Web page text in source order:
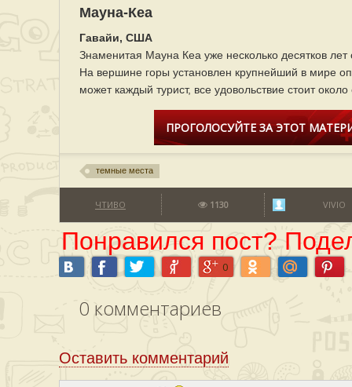
Мауна-Кеа
Гавайи, США
Знаменитая Мауна Кеа уже несколько десятков
На вершине горы установлен крупнейший в мире
может каждый турист, все удовольствие стоит
ПРОГОЛОСУЙТЕ ЗА ЭТОТ
темные места
ЧТИВО 1130 VIVIO
Понравился пост?
0
0 комментариев
Оставить комментарий